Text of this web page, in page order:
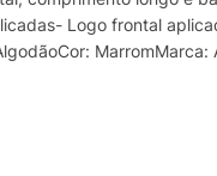
Logo frontal
MarromMarca: